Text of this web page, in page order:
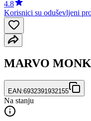
4.8
Korisnici su oduševljeni
MARVO
EAN:6932391932155
Na stanju